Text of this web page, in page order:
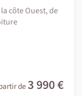
côte Ouest, de
de 3 990 €